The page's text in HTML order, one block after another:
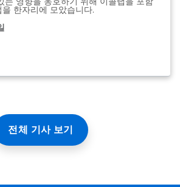
한자리에 모았습니다.
전체 기사 보기